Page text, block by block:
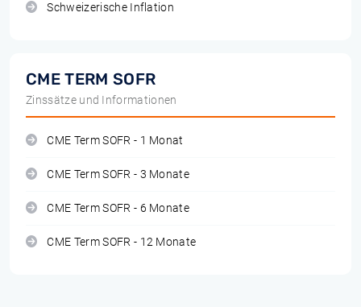
Schweizerische Inflation
CME TERM SOFR
Zinssätze und Informationen
CME Term SOFR - 1 Monat
CME Term SOFR - 3 Monate
CME Term SOFR - 6 Monate
CME Term SOFR - 12 Monate